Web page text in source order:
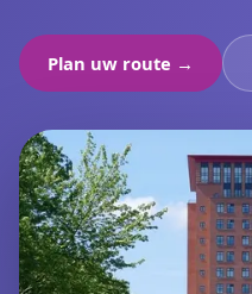
Plan uw route →